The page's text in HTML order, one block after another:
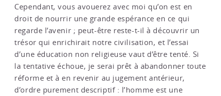
Cependant, vous avouerez avec moi qu’on est en
droit de nourrir une grande espérance en ce qui
regarde l’avenir ; peut-être reste-t-il à découvrir un
trésor qui enrichirait notre civilisation, et l’essai
d’une éducation non religieuse vaut d’être tenté. Si
la tentative échoue, je serai prêt à abandonner toute
réforme et à en revenir au jugement antérieur,
d’ordre purement descriptif : l’homme est une